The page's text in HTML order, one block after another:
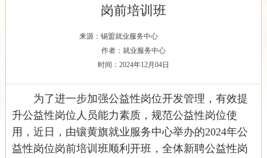
岗前培训班
来源：锡盟就业服务中心
作者：就业服务中心
时间：2024年12月04日
为了进一步加强公益性岗位开发管理 ， 有效提
升公益性岗位人员能力素质，规范公益性岗位使
用 ， 近日， 由镶黄旗就业服务中心举办的2024年公
益性岗位岗前培训班顺利开班， 全体新聘公益性岗